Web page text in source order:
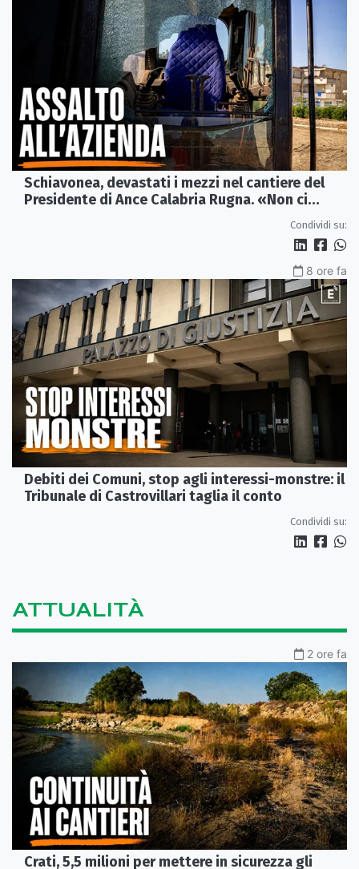
Schiavonea, devastati i mezzi nel cantiere del
Presidente di Ance Calabria Rugna. «Non ci
Condividi su:
8 ore fa
Debiti dei Comuni, stop agli interessi-monstre: il
Tribunale di Castrovillari taglia il conto
Condividi su:
ATTUALITÀ
2 ore fa
Crati, 5,5 milioni per mettere in sicurezza gli